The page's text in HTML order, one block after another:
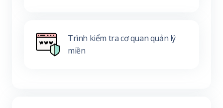
Trình kiểm tra cơ quan quản lý
miền